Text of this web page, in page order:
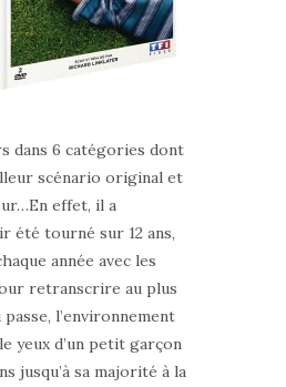
dans 6 catégories dont
scénario original et
effet, il a
été tourné sur 12 ans,
année avec les
retranscrire au plus
l’environnement
yeux d’un petit garçon
jusqu’à sa majorité à la